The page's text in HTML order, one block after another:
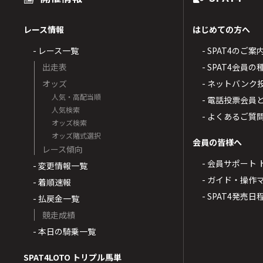
レース情報
- レース一覧
出走表
オッズ
人気・高配当順
人気検索
オッズ検索
オッズ賭式選択
レース傾向
- 変更情報一覧
- 着順速報
- 払戻金一覧
競走成績
- 本日の騎乗一覧
SPAT4LOTO トリプル馬単
はじめての方へ
- SPAT4のご案
- SPAT4会員の
- ネットバンク
- 電話投票会員
- よくあるご質
会員の皆様へ
- 会員サポート
- ガイド・操作
- SPAT4発売日